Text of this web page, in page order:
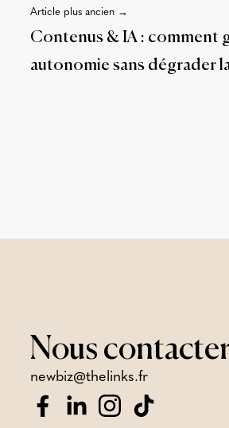
Article plus ancien →
Contenus & IA : comment
autonomie sans dégrader
Nous
newbiz@thelinks.fr